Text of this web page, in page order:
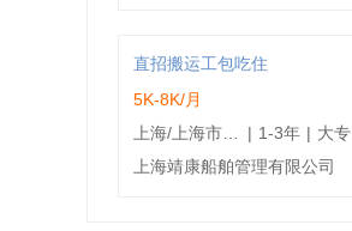
直招搬运工包吃住
5K-8K/月
| 1-3年 | 大专
上海靖康船舶管理有限公司